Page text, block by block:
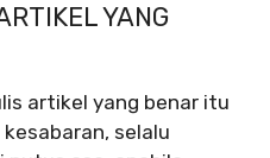
YANG
artikel yang benar itu
selalu